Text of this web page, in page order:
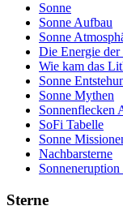
Hase
Herkules
Kleiner
Kleiner
Leier
Luchs
Nördliche
Orion
Pegasus
Pfeil
Zwillinge
Sonne
Sonne Aufbau
Sonne
Die Energie der
Wie kam das
Sonne
Sonne Mythen
Sonnenflecken
SoFi Tabelle
Sonne
Nachbarsterne
Sterne